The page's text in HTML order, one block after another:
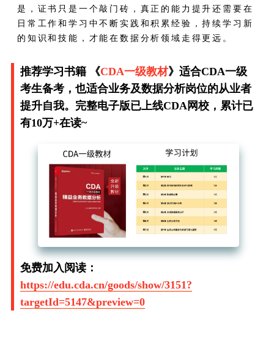
是，证书只是一个敲门砖，真正的能力提升还需要在
日常工作和学习中不断实践和积累经验，持续学习新
的知识和技能，才能在数据分析领域走得更远。​
推荐学习书籍 《CDA一级教材》适合CDA一级
考生备考，也适合业务及数据分析岗位的从业者
提升自我。完整电子版已上线CDA网校，累计已
有10万+在读~
免费加入阅读：
https://edu.cda.cn/goods/show/3151?
targetId=5147&preview=0